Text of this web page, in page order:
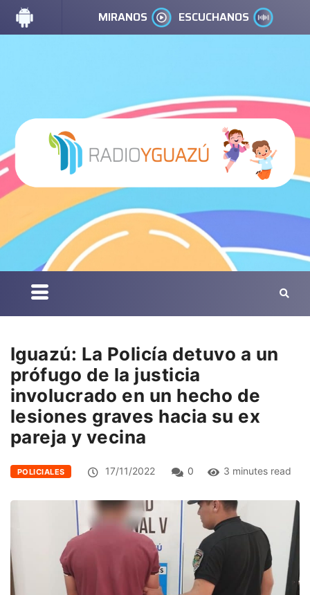
MIRANOS ESCUCHANOS
Iguazú: La Policía detuvo a un
prófugo de la justicia
involucrado en un hecho de
lesiones graves hacia su ex
pareja y vecina
POLICIALES 17/11/2022 0 3 minutes read